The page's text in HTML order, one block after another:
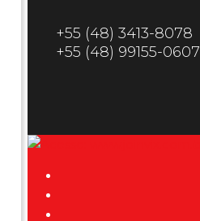
+55 (48) 3413-8078
+55 (48) 99155-0607